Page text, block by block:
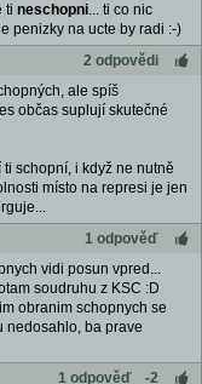
ti neschopni... ti co nic
penizky na ucte by radi :-)
2 odpovědi
ale spíš
občas suplují skutečné
schopní, i když ne nutně
místo na represi je jen
1 odpověď
vidi posun vpred...
soudruhu z KSC :D
obranim schopnych se
nedosahlo, ba prave
1 odpověď -2